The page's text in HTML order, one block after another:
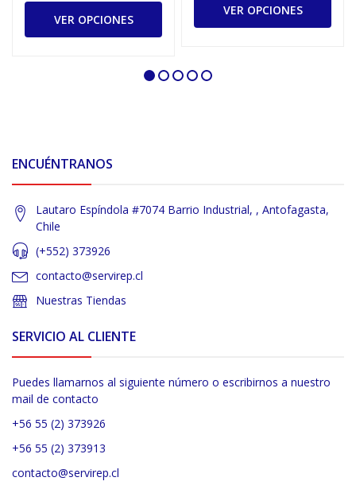
VER OPCIONES
VER OPCIONES
ENCUÉNTRANOS
Lautaro Espíndola #7074 Barrio Industrial, , Antofagasta,
Chile
(+552) 373926
contacto@servirep.cl
Nuestras Tiendas
SERVICIO AL CLIENTE
Puedes llamarnos al siguiente número o escribirnos a nuestro
mail de contacto
+56 55 (2) 373926
+56 55 (2) 373913
contacto@servirep.cl